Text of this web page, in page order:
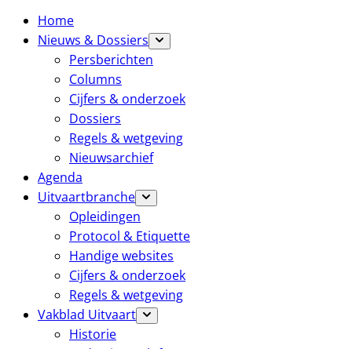
Home
Nieuws & Dossiers
Persberichten
Columns
Cijfers & onderzoek
Dossiers
Regels & wetgeving
Nieuwsarchief
Agenda
Uitvaartbranche
Opleidingen
Protocol & Etiquette
Handige websites
Cijfers & onderzoek
Regels & wetgeving
Vakblad Uitvaart
Historie